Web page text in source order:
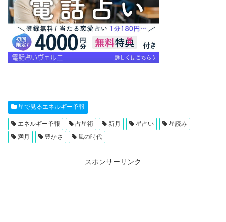
星で見るエネルギー予報
エネルギー予報 占星術 新月 星占い
星読み
満月
豊かさ 風の時代
スポンサーリンク